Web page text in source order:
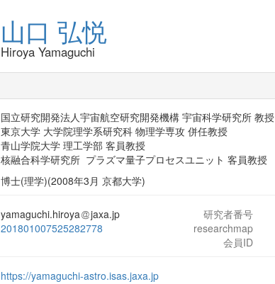
山口 弘悦
Hiroya Yamaguchi
国立研究開発法人宇宙航空研究開発機構 宇宙科学研究所 教授
東京大学 大学院理学系研究科 物理学専攻 併任教授
青山学院大学 理工学部 客員教授
核融合科学研究所 プラズマ量子プロセスユニット 客員教授
博士(理学)(2008年3月 京都大学)
yamaguchi.hiroya jaxa.jp 研究者番号
201801007525282778
researchmap
会員ID
https://yamaguchi-astro.isas.jaxa.jp